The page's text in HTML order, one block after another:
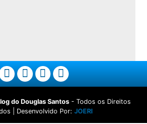
do Douglas Santos - Todos os Direitos
| Desenvolvido Por: JOERI